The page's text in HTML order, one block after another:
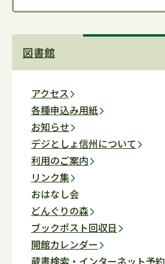
図書館
アクセス
各種申込み用紙
お知らせ
デジとしょ信州について
利用のご案内
リンク集
おはなし会
どんぐりの森
ブックポスト回収日
開館カレンダー
蔵書検索・インターネット予約